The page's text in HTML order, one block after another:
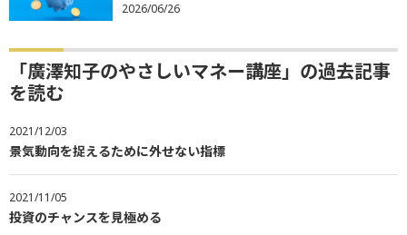
2026/06/26
「廣澤知子のやさしいマネー講座」の過去記事
を読む
2021/12/03
景気動向を捉えるために外せない指標
2021/11/05
投資のチャンスを見極める